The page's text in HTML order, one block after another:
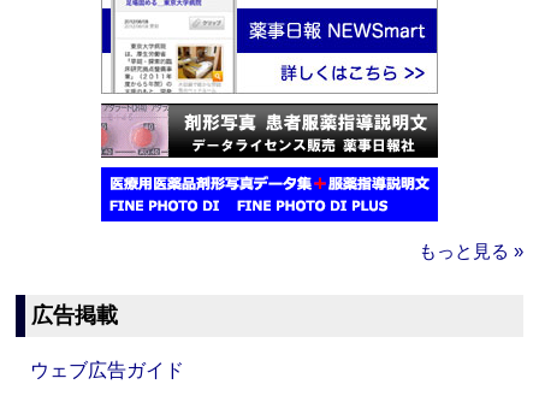
もっと見る »
広告掲載
ウェブ広告ガイド